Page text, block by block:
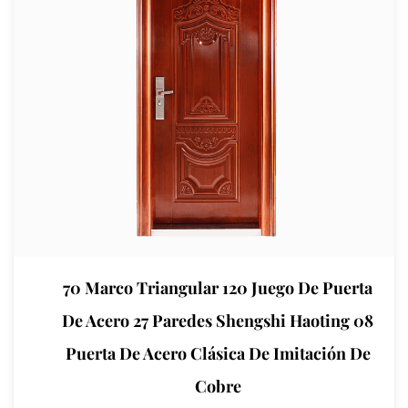
Nota: Para formasTamaño y otras
necesidades personalizadas, comuníquese
con la consultoría de servicio al cliente de
fondo
Teléfono de consultoría:
4008828710
70 Marco Triangular 120 Juego De Puerta
De Acero 27 Paredes Shengshi Haoting 08
Puerta De Acero Clásica De Imitación De
Cobre